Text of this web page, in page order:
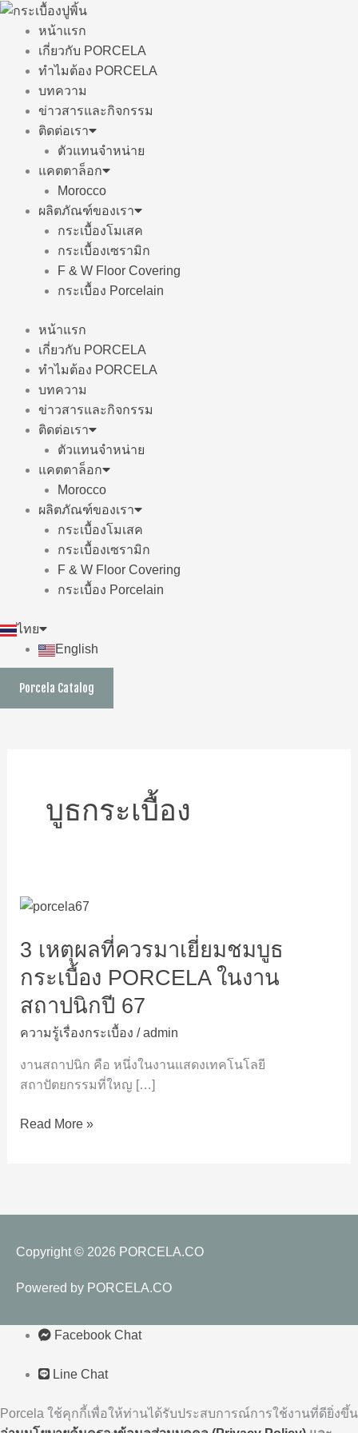
Skip
content
หน้าแรก
เกี่ยวกับ PORCELA
ทำไมต้อง PORCELA
บทความ
ข่าวสารและกิจกรรม
ติดต่อเรา
ตัวแทนจำหน่าย
แคตตาล็อก
Morocco
ผลิตภัณฑ์ของเรา
กระเบื้องโมเสค
กระเบื้องเซรามิก
F & W Floor Covering
กระเบื้อง Porcelain
หน้าแรก
เกี่ยวกับ PORCELA
ทำไมต้อง PORCELA
บทความ
ข่าวสารและกิจกรรม
ติดต่อเรา
ตัวแทนจำหน่าย
แคตตาล็อก
Morocco
ผลิตภัณฑ์ของเรา
กระเบื้องโมเสค
กระเบื้องเซรามิก
F & W Floor Covering
กระเบื้อง Porcelain
ไทย
English
Porcela Catalog
บูธกระเบื้อง
3 เหตุผลที่ควรมาเยี่ยมชมบูธ
กระเบื้อง PORCELA ในงาน
สถาปนิกปี 67
ความรู้เรื่องกระเบื้อง /admin
งานสถาปนิก คือ หนึ่งในงานแสดงเทคโนโลยี
สถาปัตยกรรมที่ใหญ […]
3
ที่
มา
เยี่ยม
กระเบื้อง
PORCELA
งาน
Read More »
Copyright © 2026 PORCELA.CO
Powered by PORCELA.CO
Facebook Chat
Line Chat
Porcela ใช้คุกกี้เพื่อให้ท่านได้รับประสบการณ์การใช้งานที่ดียิ่งขึ้น